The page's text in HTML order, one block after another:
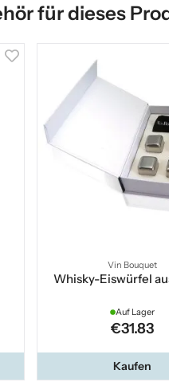
für dieses
Vin Bouquet
Whisky-Eiswürfel
Auf Lager
€31.83
Kaufen